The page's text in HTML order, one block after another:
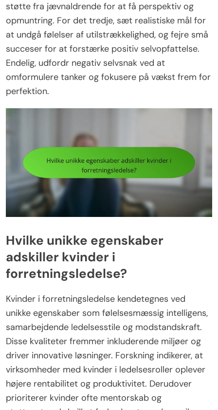
støtte fra jævnaldrende for at få perspektiv og
opmuntring. For det tredje, sæt realistiske mål for
at undgå følelser af utilstrækkelighed, og fejre små
succeser for at forstærke positiv selvopfattelse.
Endelig, udfordr negativ selvsnak ved at
omformulere tanker og fokusere på vækst frem for
perfektion.
Hvilke unikke egenskaber
adskiller kvinder i
forretningsledelse?
Kvinder i forretningsledelse kendetegnes ved
unikke egenskaber som følelsesmæssig intelligens,
samarbejdende ledelsesstile og modstandskraft.
Disse kvaliteter fremmer inkluderende miljøer og
driver innovative løsninger. Forskning indikerer, at
virksomheder med kvinder i ledelsesroller oplever
højere rentabilitet og produktivitet. Derudover
prioriterer kvinder ofte mentorskab og